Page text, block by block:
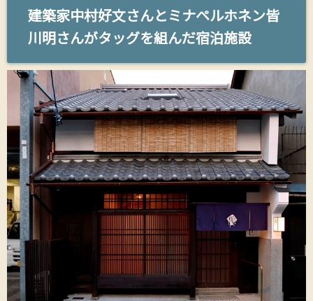
建築家中村好文さんとミナペルホネン皆
川明さんがタッグを組んだ宿泊施設